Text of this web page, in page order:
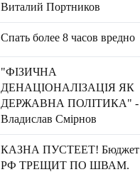
Виталий Портников
Спать более 8 часов вредно
"ФІЗИЧНА
ДЕНАЦІОНАЛІЗАЦІЯ ЯК
ДЕРЖАВНА ПОЛІТИКА" -
Владислав Смірнов
КАЗНА ПУСТЕЕТ! Бюджет
РФ ТРЕЩИТ ПО ШВАМ.